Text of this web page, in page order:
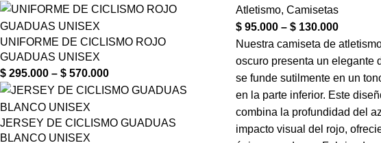
UNIFORME DE CICLISMO ROJO
GUADUAS UNISEX
$ 295.000 – $ 570.000
JERSEY DE CICLISMO GUADUAS
BLANCO UNISEX
Atletismo, Camisetas
$95.000 – $130.000
Nuestra camiseta de
oscuro presenta un elegante
se funde sutilmente en un
en la parte inferior. Este
combina la profundidad del
impacto visual del rojo,